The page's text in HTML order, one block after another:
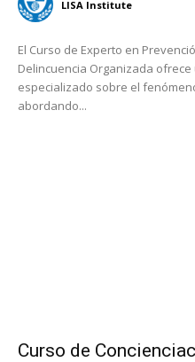
LISA Institute
El Curso de Experto en
Delincuencia Organizada
especializado sobre el
abordando...
Curso de